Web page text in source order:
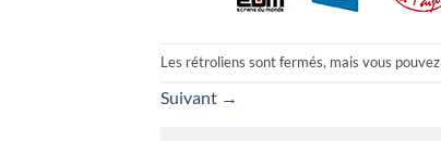
Les rétroliens sont fermés, mais vous pouvez
Suivant →